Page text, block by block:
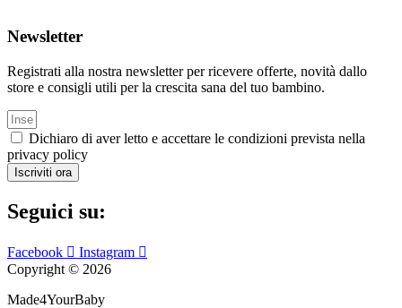
Newsletter
Registrati alla nostra newsletter per ricevere offerte, novità dallo
store e consigli utili per la crescita sana del tuo bambino.
Dichiaro di aver letto e accettare le condizioni prevista nella
privacy policy
Iscriviti ora
Seguici su:
Facebook
Instagram
Copyright © 2026
Made4YourBaby